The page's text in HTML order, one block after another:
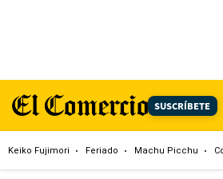
SUSCRÍBETE
Keiko Fujimori Feriado Machu Picchu